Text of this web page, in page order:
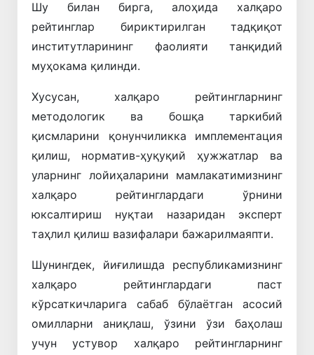
Шу билан бирга, алоҳида халқаро
рейтинглар бириктирилган тадқиқот
институтларининг фаолияти танқидий
муҳокама қилинди.
Хусусан, халқаро рейтингларнинг
методологик ва бошқа таркибий
қисмларини қонунчиликка имплементация
қилиш, норматив-ҳуқуқий ҳужжатлар ва
уларнинг лойиҳаларини мамлакатимизнинг
халқаро рейтинглардаги ўрнини
юксалтириш нуқтаи назаридан эксперт
таҳлил қилиш вазифалари бажарилмаяпти.
Шунингдек, йиғилишда республикамизнинг
халқаро рейтинглардаги паст
кўрсаткичларига сабаб бўлаётган асосий
омилларни аниқлаш, ўзини ўзи баҳолаш
учун устувор халқаро рейтингларнинг